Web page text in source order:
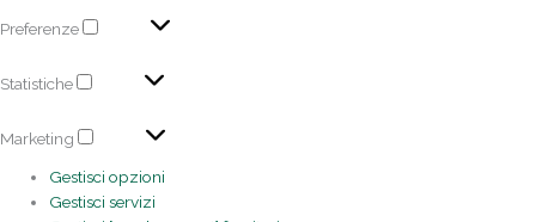
Preferenze
Statistiche
Marketing
Gestisci opzioni
Gestisci servizi